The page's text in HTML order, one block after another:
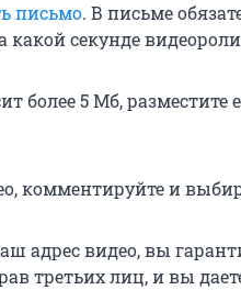
письмо. В письме
какой секунде
более 5 Мб,
комментируйте и
адрес видео, вы
третьих лиц, и вы